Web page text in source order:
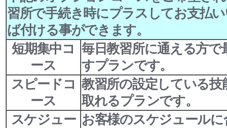
習所で手続き時にプラスしてお支払
ば付ける事ができます。
短期集中コ
ース
毎日教習所に通える方で
すプランです。
スピードコ
ース
教習所の設定している技
取れるプランです。
スケジュー お客様のスケジュール